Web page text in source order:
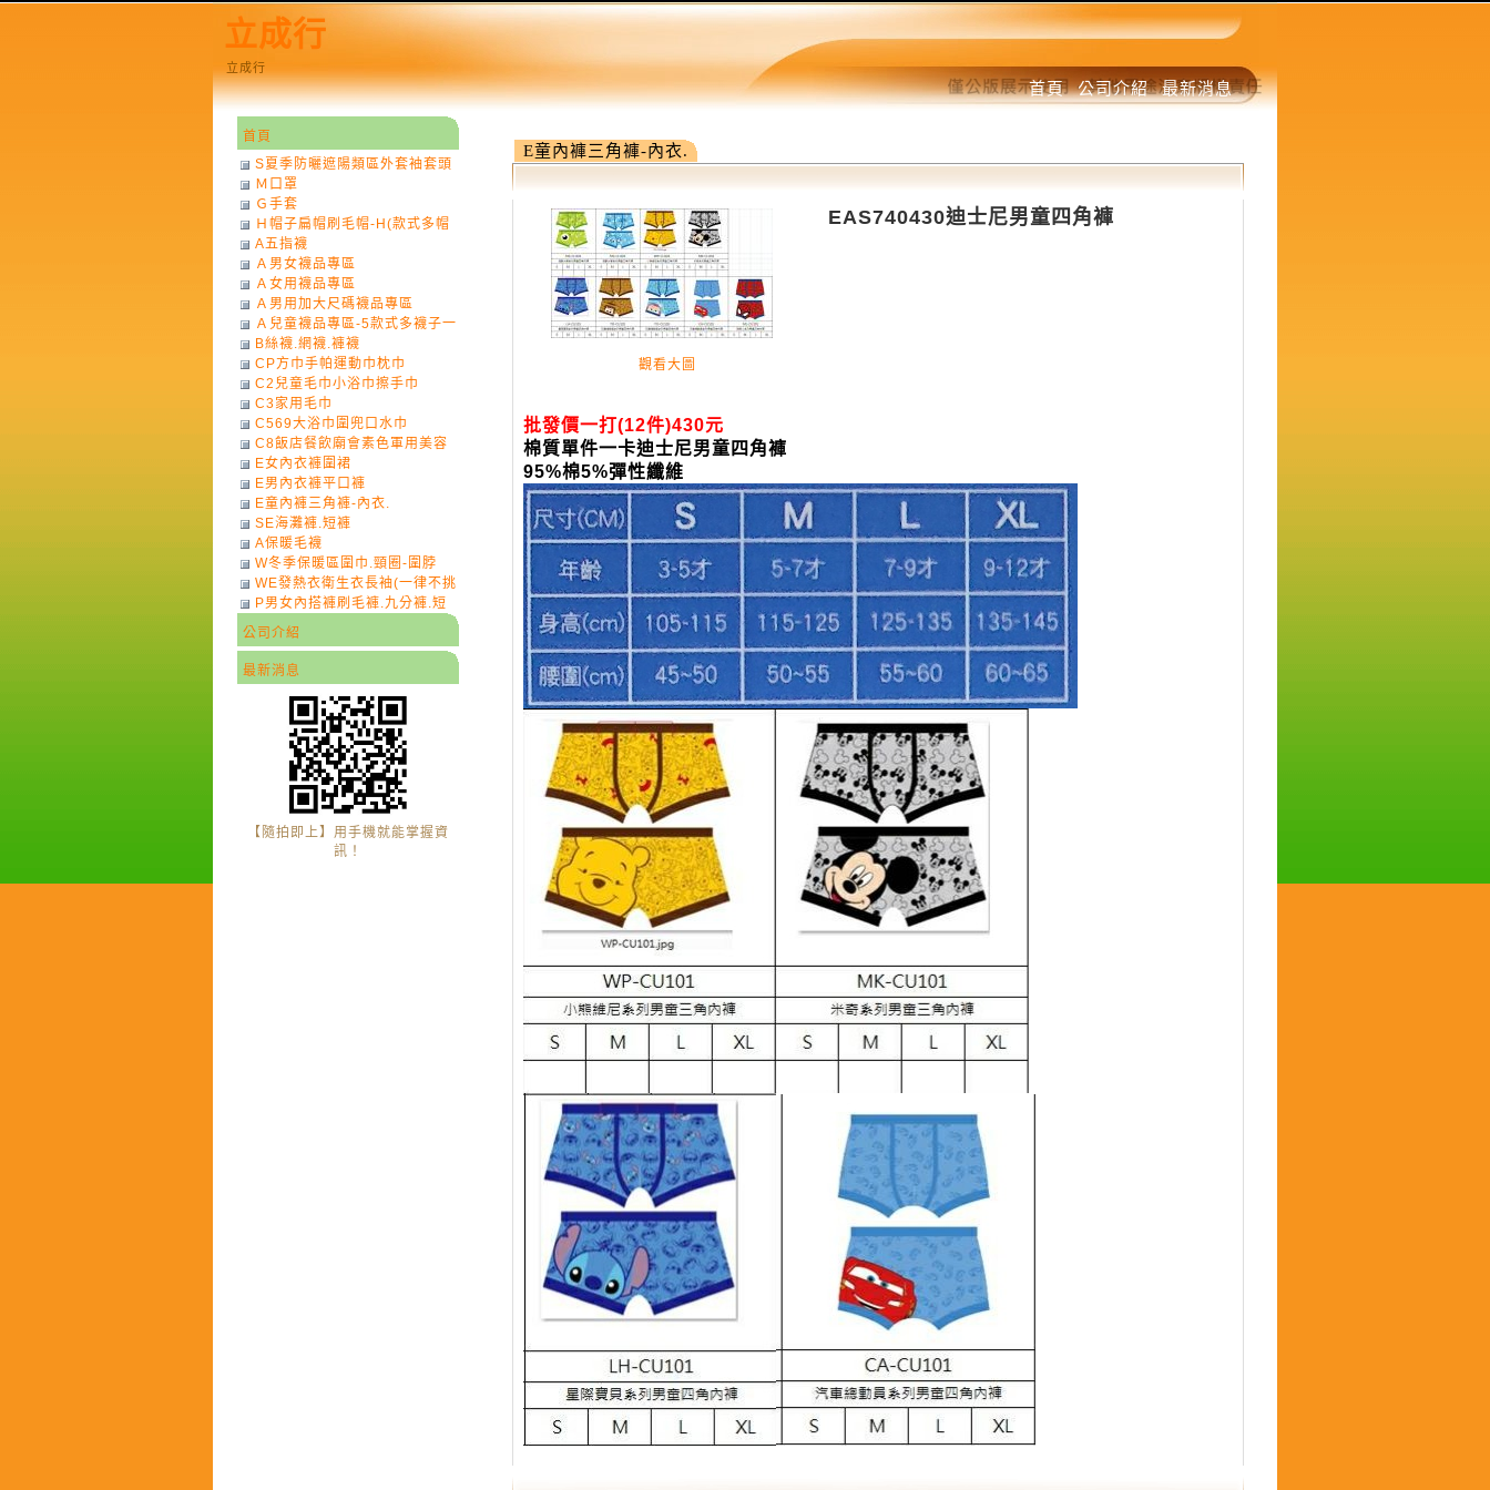
立成行
立成行
首頁 公司介紹 最新消息
E童內褲三角褲-內衣.
觀看大圖
EAS740430迪士尼男童四角褲
批發價一打(12件)430元
棉質單件一卡迪士尼男童四角褲
95%棉5%彈性纖維
首頁
S夏季防曬遮陽類區外套袖套頭
巾
Ｍ口罩
Ｇ手套
Ｈ帽子扁帽刷毛帽-H(款式多帽
子一律不挑色)
A五指襪
Ａ男女襪品專區
Ａ女用襪品專區
Ａ男用加大尺碼襪品專區
Ａ兒童襪品專區-5款式多襪子一
律不挑款式花色)
B絲襪.網襪.褲襪
CP方巾手帕運動巾枕巾
C2兒童毛巾小浴巾擦手巾
C3家用毛巾
C569大浴巾圍兜口水巾
C8飯店餐飲廟會素色軍用美容
巾
E女內衣褲圍裙
E男內衣褲平口褲
E童內褲三角褲-內衣.
SE海灘褲.短褲
A保暖毛襪
W冬季保暖區圍巾.頸圈-圍脖
WE發熱衣衛生衣長袖(一律不挑
色)-7
P男女內搭褲刷毛褲.九分褲.短
褲
公司介紹
最新消息
【隨拍即上】用手機就能掌握資
訊！